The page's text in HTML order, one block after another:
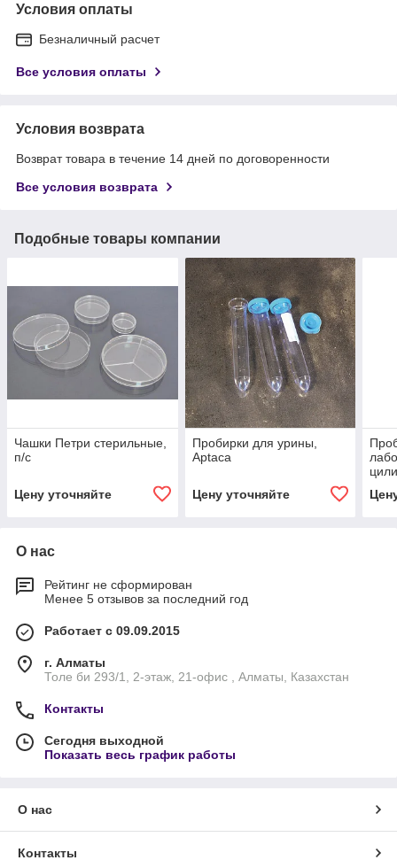
Условия оплаты
Безналичный расчет
Все условия оплаты
Условия возврата
Возврат товара в течение 14 дней по договоренности
Все условия возврата
Подобные товары компании
Чашки Петри стерильные,
п/с
Цену уточняйте
Пробирки для урины,
Aptaca
Цену уточняйте
О нас
Рейтинг не сформирован
Менее 5 отзывов за последний год
Работает с 09.09.2015
г. Алматы
Толе би 293/1, 2-этаж, 21-офис , Алматы, Казахстан
Контакты
Сегодня выходной
Показать весь график работы
О нас
Контакты